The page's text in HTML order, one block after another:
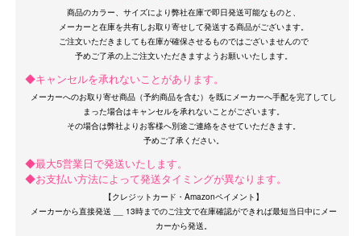
商品のカラー、サイズにより弊社在庫で即日発送可能なものと、
メーカーと在庫を共有しお取り寄せして発送する商品がございます。
ご注文いただきましても在庫が確保させるものではございませんので
◆キャンセルを承れないことがあります。
メーカーへのお取り寄せ商品（予約商品を含む）を既にメーカーへ手配を完了してし
まった場合はキャンセルを承れないことがございます。
その場合は弊社よりお客様へ別途ご連絡をさせていただきます。
◆最大5営業日で発送いたします。
◆お支払い方法によって発送タイミングが異なります。
【クレジットカード・Amazonペイメント】
メーカーから直接発送 __ 13時までのご注文で在庫確認ができれば最短当日中にメー
カーから発送。